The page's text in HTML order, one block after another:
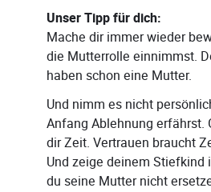
Unser Tipp für dich:
Mache dir immer wieder
die Mutterrolle einnimmst.
haben schon eine Mutter.
Und nimm es nicht
Anfang Ablehnung erfährst.
dir Zeit. Vertrauen braucht
Und zeige deinem Stiefkind
du seine Mutter nicht